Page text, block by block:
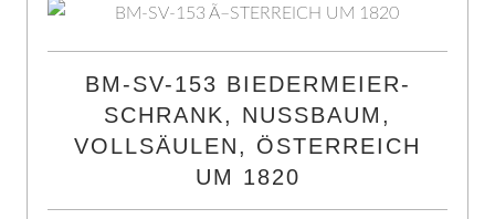
BM-SV-153 BIEDERMEIER-
SCHRANK, NUSSBAUM,
VOLLSÄULEN, ÖSTERREICH
UM 1820